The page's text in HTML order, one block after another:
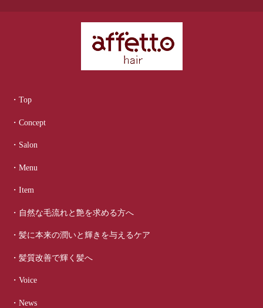
・Top
・Concept
・Salon
・Menu
・Item
・自然な毛流れと艶を求める方へ
・髪に本来の潤いと輝きを与えるケア
・髪質改善で輝く髪へ
・Voice
・News